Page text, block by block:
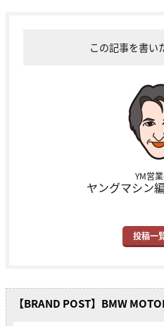
この記事を書い
YM営
ヤングマシン
投稿一
【BRAND POST】BMW